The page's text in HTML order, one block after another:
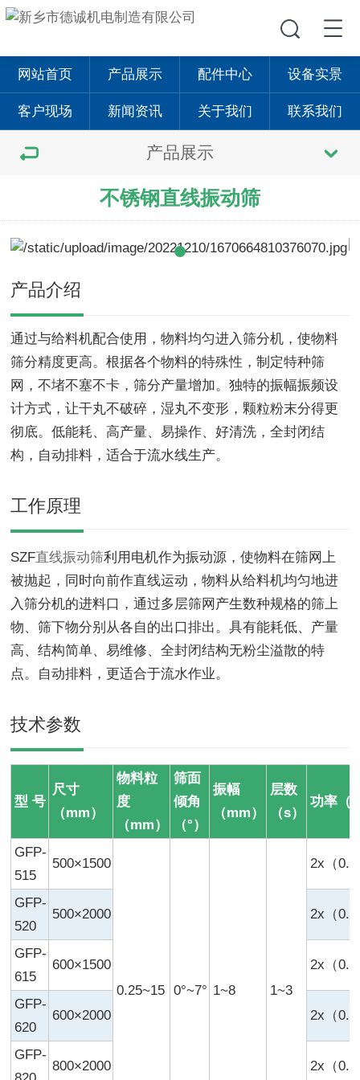
网站首页 产品展示 配件中心 设备实景
客户现场 新闻资讯 关于我们 联系我们
产品展示
不锈钢直线振动筛
产品介绍
通过与给料机配合使用，物料均匀进入筛分机，使物料
筛分精度更高。根据各个物料的特殊性，制定特种筛
网，不堵不塞不卡，筛分产量增加。独特的振幅振频设
计方式，让干丸不破碎，湿丸不变形，颗粒粉末分得更
彻底。低能耗、高产量、易操作、好清洗，全封闭结
构，自动排料，适合于流水线生产。
工作原理
SZF直线振动筛利用电机作为振动源，使物料在筛网上
被抛起，同时向前作直线运动，物料从给料机均匀地进
入筛分机的进料口，通过多层筛网产生数种规格的筛上
物、筛下物分别从各自的出口排出。具有能耗低、产量
高、结构简单、易维修、全封闭结构无粉尘溢散的特
点。自动排料，更适合于流水作业。
技术参数
型 号
尺寸
（mm）
物料粒
度
（mm）
筛面
倾角
（°）
振幅
（mm）
层数
（s）
功率（
GFP-
515
500×1500
0.25~15 0°~7° 1~8 1~3
2x（
GFP-
520
500×2000 2x（
GFP-
615
600×1500 2x（
GFP-
620
600×2000 2x（
GFP-
800×2000 2x（